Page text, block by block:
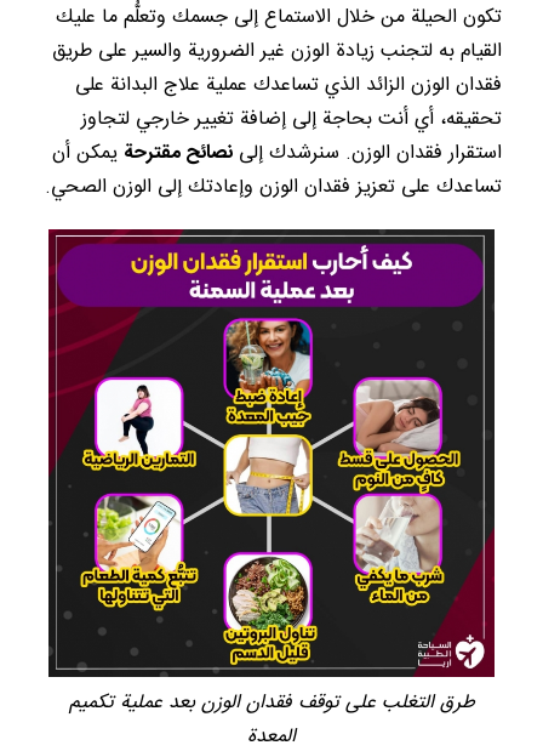
تكون الحيلة من خلال الاستماع إلى جسمك وتعلُّم ما عليك
القيام به لتجنب زيادة الوزن غير الضرورية والسير على طريق
فقدان الوزن الزائد الذي تساعدك عملية علاج البدانة على
تحقيقه، أي أنت بحاجة إلى إضافة تغيير خارجي لتجاوز
استقرار فقدان الوزن. سنرشدك إلى نصائح مقترحة يمكن أن
تساعدك على تعزيز فقدان الوزن وإعادتك إلى الوزن الصحي.
طرق التغلب على توقف فقدان الوزن بعد عملية تكميم
المعدة